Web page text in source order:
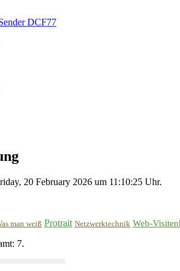
DCF77
20 February 2026 um 11:10:25 Uhr.
man weiß Protrait Netzwerktechnik Web-
7.